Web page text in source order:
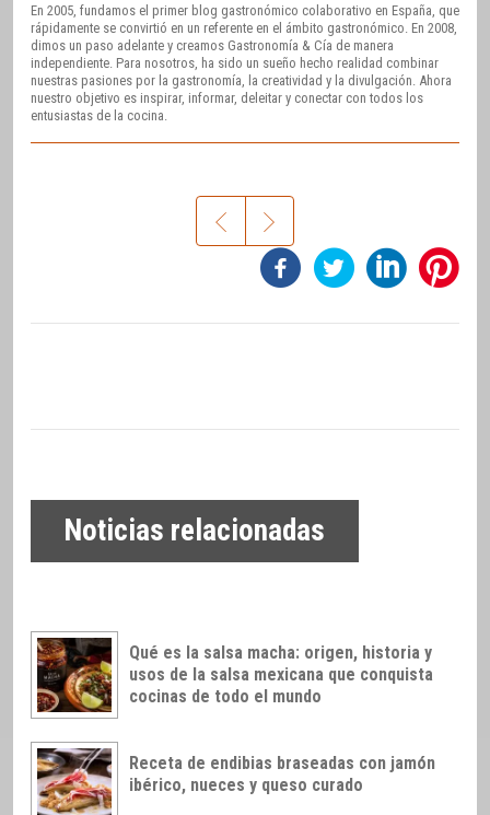
En 2005, fundamos el primer blog gastronómico colaborativo en España, que
rápidamente se convirtió en un referente en el ámbito gastronómico. En 2008,
dimos un paso adelante y creamos Gastronomía & Cía de manera
independiente. Para nosotros, ha sido un sueño hecho realidad combinar
nuestras pasiones por la gastronomía, la creatividad y la divulgación. Ahora
nuestro objetivo es inspirar, informar, deleitar y conectar con todos los
entusiastas de la cocina.
Noticias relacionadas
Qué es la salsa macha: origen, historia y
usos de la salsa mexicana que conquista
cocinas de todo el mundo
Receta de endibias braseadas con jamón
ibérico, nueces y queso curado